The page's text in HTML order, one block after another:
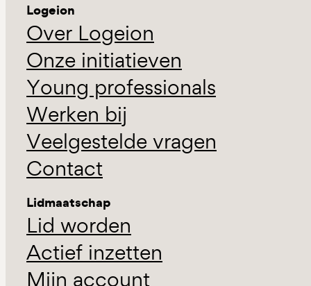
Logeion
Over Logeion
Onze initiatieven
Young professionals
Werken bij
Veelgestelde vragen
Contact
Lidmaatschap
Lid worden
Actief inzetten
Mijn account